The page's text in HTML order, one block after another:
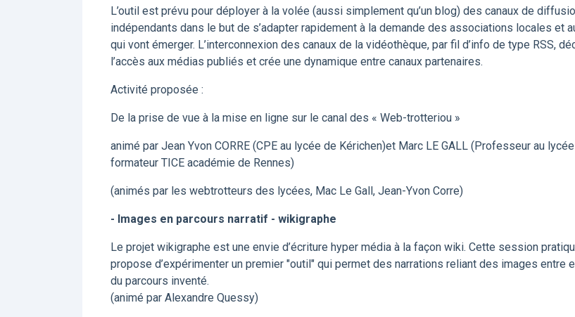
L’outil est prévu pour déployer à la volée (aussi simplement qu’un blog) des canaux de
indépendants dans le but de s’adapter rapidement à la demande des associations locales et
qui vont émerger. L’interconnexion des canaux de la vidéothèque, par fil d’info de type RSS,
l’accès aux médias publiés et crée une dynamique entre canaux partenaires.
Activité proposée :
De la prise de vue à la mise en ligne sur le canal des « Web-trotteriou »
animé par Jean Yvon CORRE (CPE au lycée de Kérichen)et Marc LE GALL (Professeur au
formateur TICE académie de Rennes)
(animés par les webtrotteurs des lycées, Mac Le Gall, Jean-Yvon Corre)
- Images en parcours narratif - wikigraphe
Le projet wikigraphe est une envie d’écriture hyper média à la façon wiki. Cette session
propose d’expérimenter un premier "outil" qui permet des narrations reliant des images entre
du parcours inventé.
(animé par Alexandre Quessy)